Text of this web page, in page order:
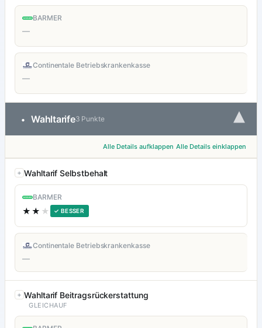
BARMER
—
Continentale Betriebskrankenkasse
—
• Wahltarife3 Punkte ▾
Alle Details aufklappen Alle Details einklappen
Wahltarif Selbstbehalt
BARMER
★★ ★ ✓ BESSER
Continentale Betriebskrankenkasse
—
Wahltarif Beitragsrückerstattung
GLEICHAUF